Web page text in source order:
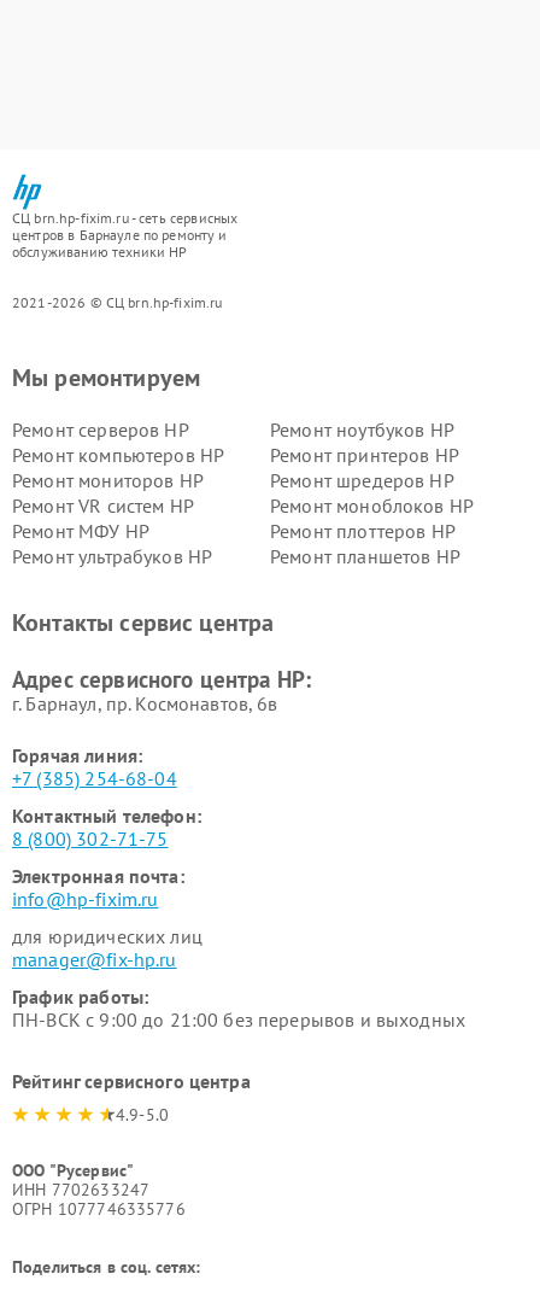
СЦ brn.hp-fixim.ru - сеть сервисных
центров в Барнауле по ремонту и
обслуживанию техники HP
2021-2026 © СЦ brn.hp-fixim.ru
Мы ремонтируем
Ремонт серверов HP
Ремонт ноутбуков HP
Ремонт компьютеров HP
Ремонт принтеров HP
Ремонт мониторов HP
Ремонт шредеров HP
Ремонт VR систем HP
Ремонт моноблоков HP
Ремонт МФУ HP
Ремонт плоттеров HP
Ремонт ультрабуков HP
Ремонт планшетов HP
Контакты сервис центра
Адрес сервисного центра HP:
г. Барнаул, ​пр. Космонавтов, 6в
Горячая линия:
+7 (385) 254-68-04
Контактный телефон:
8 (800) 302-71-75
Электронная почта:
info@hp-fixim.ru
для юридических лиц
manager@fix-hp.ru
График работы:
ПН-ВСК с 9:00 до 21:00 без перерывов и выходных
Рейтинг сервисного центра
4.9-5.0
ООО "Русервис"
ИНН 7702633247
ОГРН 1077746335776
Поделиться в соц. сетях: